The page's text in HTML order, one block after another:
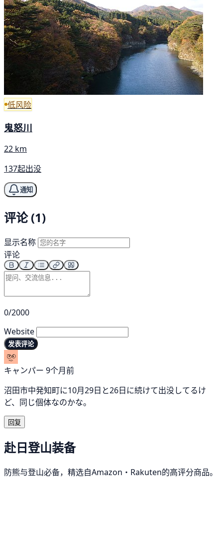
低风险
鬼怒川
22 km
137起出没
通知
评论 (1)
显示名称
评论
0/2000
Website
发表评论
キャンパー 9个月前
沼田市中発知町に10月29日と26日に続けて出没してるけ
ど、同じ個体なのかな。
回复
赴日登山装备
防熊与登山必备，精选自Amazon・Rakuten的高评分商品。